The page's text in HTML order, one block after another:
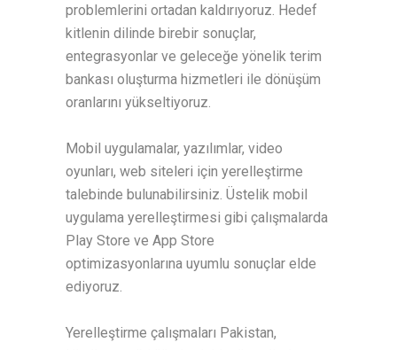
problemlerini ortadan kaldırıyoruz. Hedef
kitlenin dilinde birebir sonuçlar,
entegrasyonlar ve geleceğe yönelik terim
bankası oluşturma hizmetleri ile dönüşüm
oranlarını yükseltiyoruz.
Mobil uygulamalar, yazılımlar, video
oyunları, web siteleri için yerelleştirme
talebinde bulunabilirsiniz. Üstelik mobil
uygulama yerelleştirmesi gibi çalışmalarda
Play Store ve App Store
optimizasyonlarına uyumlu sonuçlar elde
ediyoruz.
Yerelleştirme çalışmaları Pakistan,